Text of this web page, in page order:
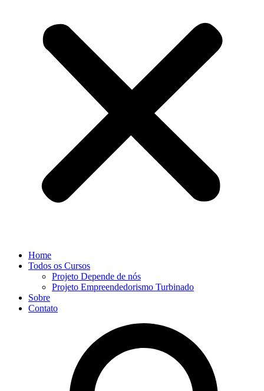
Home
Todos os Cursos
Projeto Depende de nós
Projeto Empreendedorismo Turbinado
Sobre
Contato